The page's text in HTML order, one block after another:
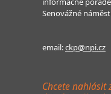
Senovážné
email:ckp@npi.cz
Chcete nahlásit